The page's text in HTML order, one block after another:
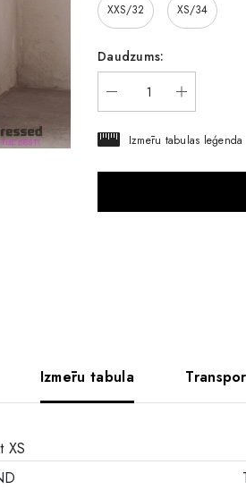
XXS/32 XS/34
Daudzums:
Izmēru tabulas leģenda
Izmēru tabula
XS